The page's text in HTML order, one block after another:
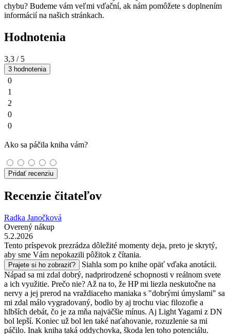
chybu? Budeme vám veľmi vďační, ak nám pomôžete s doplnením
informácií na našich stránkach.
Hodnotenia
3,3 / 5
3 hodnotenia
0
1
2
0
0
Ako sa páčila kniha vám?
Pridať recenziu
Recenzie čitateľov
Radka Janočková
Overený nákup
5.2.2026
Tento príspevok prezrádza dôležité momenty deja, preto je skrytý,
aby sme Vám nepokazili pôžitok z čítania.
Prajete si ho zobraziť?
Siahla som po knihe opäť vďaka anotácii.
Nápad sa mi zdal dobrý, nadprirodzené schopnosti v reálnom svete
a ich využitie. Prečo nie? Až na to, že HP mi liezla neskutočne na
nervy a jej prerod na vraždiaceho maniaka s "dobrými úmyslami" sa
mi zdal málo vygradovaný, bodlo by aj trochu viac filozofie a
hlbších debát, čo je za mňa najväčšie mínus. Aj Light Yagami z DN
bol lepší. Koniec už bol len také naťahovanie, rozuzlenie sa mi
páčilo. Inak kniha taká oddychovka, škoda len toho potenciálu.